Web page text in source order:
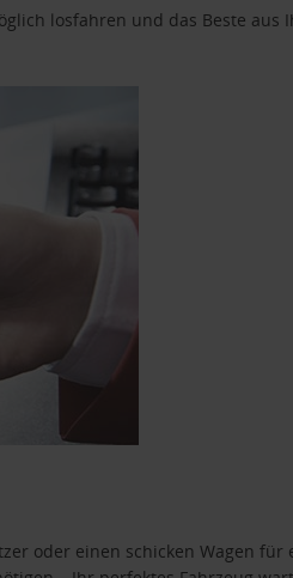
losfahren und das Beste aus
oder einen schicken Wagen für